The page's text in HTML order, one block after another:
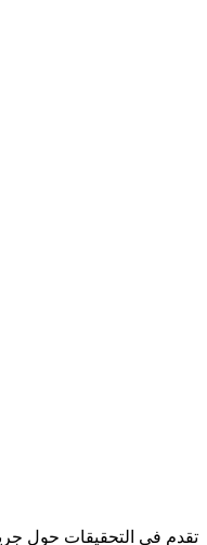
تقدم في التحقيقات حول